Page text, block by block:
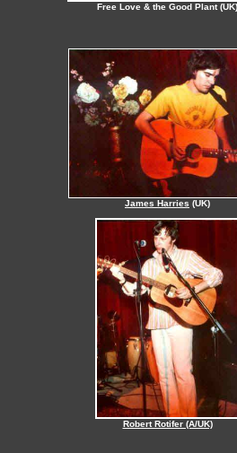
Free Love & the Good Plant (UK)
James Harries (UK)
Robert Rotifer (A/UK)